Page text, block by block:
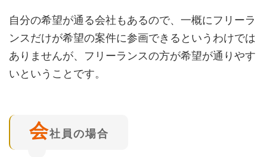
自分の希望が通る会社もあるので、一概にフリーラ
ンスだけが希望の案件に参画できるというわけでは
ありませんが、フリーランスの方が希望が通りやす
いということです。
会社員の場合